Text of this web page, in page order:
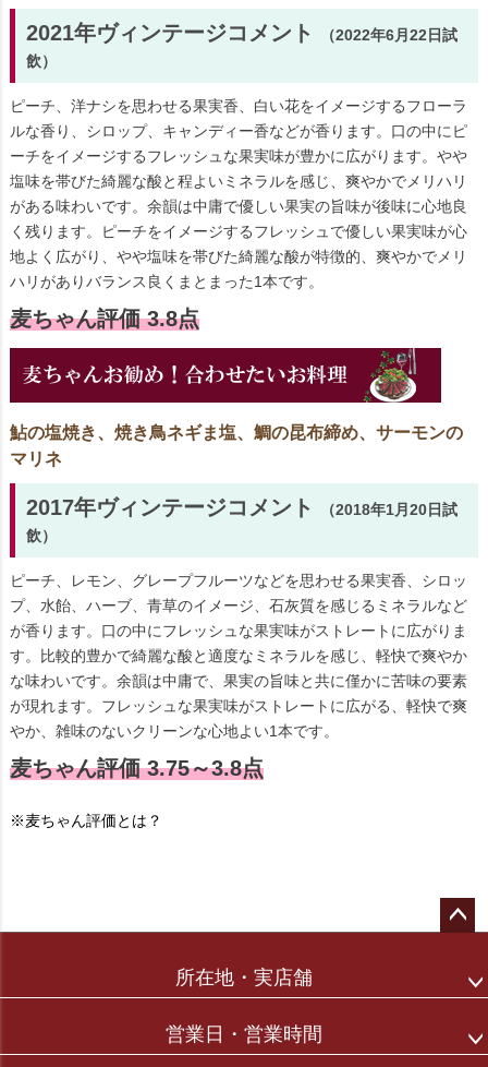
2021年ヴィンテージコメント
（2022年6月22日試
飲）
ピーチ、洋ナシを思わせる果実香、白い花をイメージするフローラ
ルな香り、シロップ、キャンディー香などが香ります。口の中にピ
ーチをイメージするフレッシュな果実味が豊かに広がります。やや
塩味を帯びた綺麗な酸と程よいミネラルを感じ、爽やかでメリハリ
がある味わいです。余韻は中庸で優しい果実の旨味が後味に心地良
く残ります。ピーチをイメージするフレッシュで優しい果実味が心
地よく広がり、やや塩味を帯びた綺麗な酸が特徴的、爽やかでメリ
ハリがありバランス良くまとまった1本です。
麦ちゃん評価 3.8点
鮎の塩焼き、焼き鳥ネギま塩、鯛の昆布締め、サーモンの
マリネ
2017年ヴィンテージコメント
（2018年1月20日試
飲）
ピーチ、レモン、グレープフルーツなどを思わせる果実香、シロッ
プ、水飴、ハーブ、青草のイメージ、石灰質を感じるミネラルなど
が香ります。口の中にフレッシュな果実味がストレートに広がりま
す。比較的豊かで綺麗な酸と適度なミネラルを感じ、軽快で爽やか
な味わいです。余韻は中庸で、果実の旨味と共に僅かに苦味の要素
が現れます。フレッシュな果実味がストレートに広がる、軽快で爽
やか、雑味のないクリーンな心地よい1本です。
麦ちゃん評価 3.75～3.8点
※麦ちゃん評価とは？
所在地・実店舗
営業日・営業時間